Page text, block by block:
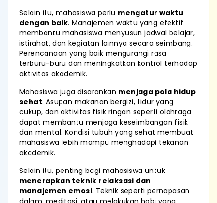
Selain itu, mahasiswa perlu mengatur waktu
dengan baik. Manajemen waktu yang efektif
membantu mahasiswa menyusun jadwal belajar,
istirahat, dan kegiatan lainnya secara seimbang.
Perencanaan yang baik mengurangi rasa
terburu-buru dan meningkatkan kontrol terhadap
aktivitas akademik.
Mahasiswa juga disarankan menjaga pola hidup
sehat. Asupan makanan bergizi, tidur yang
cukup, dan aktivitas fisik ringan seperti olahraga
dapat membantu menjaga keseimbangan fisik
dan mental. Kondisi tubuh yang sehat membuat
mahasiswa lebih mampu menghadapi tekanan
akademik.
Selain itu, penting bagi mahasiswa untuk
menerapkan teknik relaksasi dan
manajemen emosi. Teknik seperti pernapasan
dalam, meditasi, atau melakukan hobi yang